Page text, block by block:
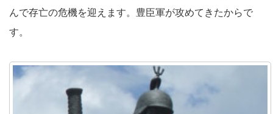
んで存亡の危機を迎えます。豊臣軍が攻めてきたからで
す。